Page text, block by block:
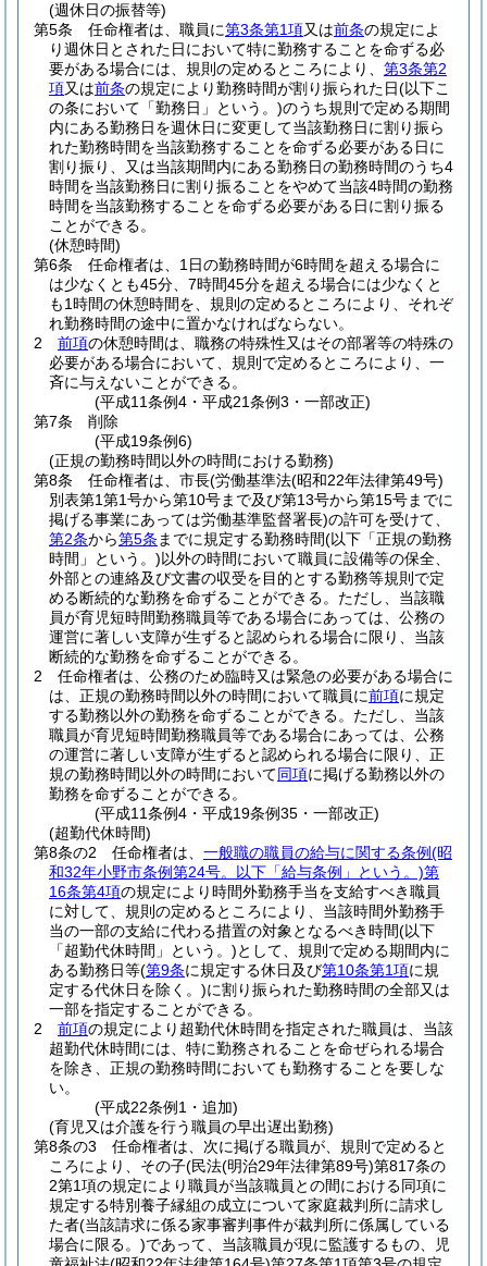
(週休日の振替等)
第5条
任命権者は、職員に第3条第1項又は前条の規定によ
り週休日とされた日において特に勤務することを命ずる必
要がある場合には、規則の定めるところにより、 第3条第2
項又は前条の規定により勤務時間が割り振られた日(以下こ
の条において「勤務日」という。)のうち規則で定める期間
内にある勤務日を週休日に変更して当該勤務日に割り振ら
れた勤務時間を当該勤務することを命ずる必要がある日に
割り振り、又は当該期間内にある勤務日の勤務時間のうち4
時間を当該勤務日に割り振ることをやめて当該4時間の勤務
時間を当該勤務することを命ずる必要がある日に割り振る
ことができる。
(休憩時間)
第6条
任命権者は、1日の勤務時間が6時間を超える場合に
は少なくとも45分、7時間45分を超える場合には少なくと
も1時間の休憩時間を、規則の定めるところにより、それぞ
れ勤務時間の途中に置かなければならない。
2
前項の休憩時間は、職務の特殊性又はその部署等の特殊の
必要がある場合において、規則で定めるところにより、一
斉に与えないことができる。
(平成11条例4・平成21条例3・一部改正)
第7条
削除
(平成19条例6)
(正規の勤務時間以外の時間における勤務)
第8条
任命権者は、市長(労働基準法(昭和22年法律第49号)
別表第1第1号から第10号まで及び第13号から第15号までに
掲げる事業にあっては労働基準監督署長)の許可を受けて、
第2条から第5条 までに規定する勤務時間(以下「正規の勤務
時間」という。)以外の時間において職員に設備等の保全、
外部との連絡及び文書の収受を目的とする勤務等規則で定
める断続的な勤務を命ずることができる。 ただし、当該職
員が育児短時間勤務職員等である場合にあっては、公務の
運営に著しい支障が生ずると認められる場合に限り、当該
断続的な勤務を命ずることができる。
2
任命権者は、公務のため臨時又は緊急の必要がある場合に
は、正規の勤務時間以外の時間において職員に前項に規定
する勤務以外の勤務を命ずることができる。 ただし、当該
職員が育児短時間勤務職員等である場合にあっては、公務
の運営に著しい支障が生ずると認められる場合に限り、正
規の勤務時間以外の時間において同項に掲げる勤務以外の
勤務を命ずることができる。
(平成11条例4・平成19条例35・一部改正)
(超勤代休時間)
第8条の2
任命権者は、 一般職の職員の給与に関する条例(昭
和32年小野市条例第24号。以下「給与条例」という。)第
16条第4項の規定により時間外勤務手当を支給すべき職員
に対して、規則の定めるところにより、当該時間外勤務手
当の一部の支給に代わる措置の対象となるべき時間(以下
「超勤代休時間」という。)として、規則で定める期間内に
ある勤務日等(第9条に規定する休日及び第10条第1項に規
定する代休日を除く。)に割り振られた勤務時間の全部又は
一部を指定することができる。
2
前項の規定により超勤代休時間を指定された職員は、当該
超勤代休時間には、特に勤務されることを命ぜられる場合
を除き、正規の勤務時間においても勤務することを要しな
い。
(平成22条例1・追加)
(育児又は介護を行う職員の早出遅出勤務)
第8条の3
任命権者は、次に掲げる職員が、規則で定めると
ころにより、その子(民法(明治29年法律第89号)第817条の
2第1項の規定により職員が当該職員との間における同項に
規定する特別養子縁組の成立について家庭裁判所に請求し
た者(当該請求に係る家事審判事件が裁判所に係属している
場合に限る。)であって、当該職員が現に監護するもの、児